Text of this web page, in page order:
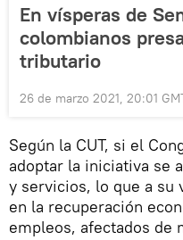
En vísperas de
colombianos
tributario
26 de marzo 2021, 20:01
Según la CUT, si el
adoptar la iniciativa se
y servicios, lo que a su
en la recuperación
empleos, afectados de